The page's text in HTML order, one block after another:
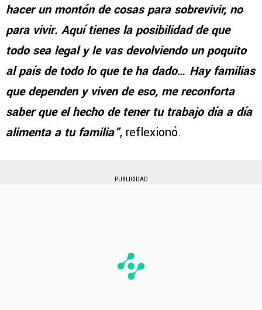
hacer un montón de cosas para sobrevivir, no
para vivir. Aquí tienes la posibilidad de que
todo sea legal y le vas devolviendo un poquito
al país de todo lo que te ha dado… Hay familias
que dependen y viven de eso, me reconforta
saber que el hecho de tener tu trabajo día a día
alimenta a tu familia”, reflexionó.
PUBLICIDAD